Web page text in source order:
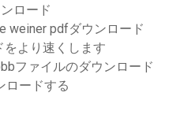
ロード
weiner pdfダウンロード
をより速くします
ファイルのダウンロード
ロードする